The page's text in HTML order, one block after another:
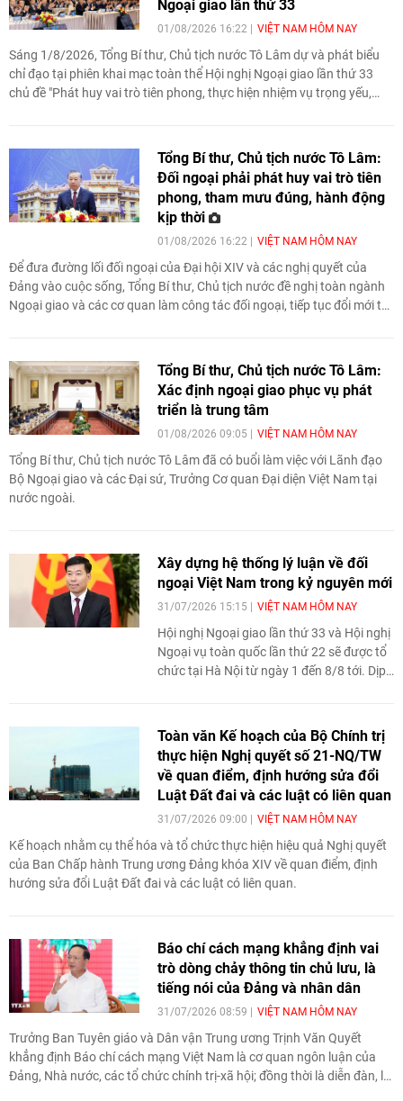
Ngoại giao lần thứ 33
01/08/2026 16:22 VIỆT NAM HÔM NAY
Sáng 1/8/2026, Tổng Bí thư, Chủ tịch nước Tô Lâm dự và phát biểu
chỉ đạo tại phiên khai mạc toàn thể Hội nghị Ngoại giao lần thứ 33
chủ đề "Phát huy vai trò tiên phong, thực hiện nhiệm vụ trọng yếu,
Tổng Bí thư, Chủ tịch nước Tô Lâm:
Đối ngoại phải phát huy vai trò tiên
phong, tham mưu đúng, hành động
kịp thời
01/08/2026 16:22 VIỆT NAM HÔM NAY
Để đưa đường lối đối ngoại của Đại hội XIV và các nghị quyết của
Đảng vào cuộc sống, Tổng Bí thư, Chủ tịch nước đề nghị toàn ngành
Ngoại giao và các cơ quan làm công tác đối ngoại, tiếp tục đổi mới tư
Tổng Bí thư, Chủ tịch nước Tô Lâm:
Xác định ngoại giao phục vụ phát
triển là trung tâm
01/08/2026 09:05 VIỆT NAM HÔM NAY
Tổng Bí thư, Chủ tịch nước Tô Lâm đã có buổi làm việc với Lãnh đạo
Bộ Ngoại giao và các Đại sứ, Trưởng Cơ quan Đại diện Việt Nam tại
nước ngoài.
Xây dựng hệ thống lý luận về đối
ngoại Việt Nam trong kỷ nguyên mới
31/07/2026 15:15 VIỆT NAM HÔM NAY
Hội nghị Ngoại giao lần thứ 33 và Hội nghị
Ngoại vụ toàn quốc lần thứ 22 sẽ được tổ
chức tại Hà Nội từ ngày 1 đến 8/8 tới. Dịp
của Ủy viên Trung ương Đảng, Phó Bí thư
Thường trực Đảng ủy Bộ, Thứ trưởng Bộ
Ngoại giao Nguyễn Mạnh Cường về việc
nghiên cứu, xây dựng và hoàn thiện hệ
thống lý luận về đối ngoại trong kỷ nguyên
mới.
Toàn văn Kế hoạch của Bộ Chính trị
thực hiện Nghị quyết số 21-NQ/TW
về quan điểm, định hướng sửa đổi
Luật Đất đai và các luật có liên quan
31/07/2026 09:00 VIỆT NAM HÔM NAY
Kế hoạch nhằm cụ thể hóa và tổ chức thực hiện hiệu quả Nghị quyết
của Ban Chấp hành Trung ương Đảng khóa XIV về quan điểm, định
hướng sửa đổi Luật Đất đai và các luật có liên quan.
Báo chí cách mạng khẳng định vai
trò dòng chảy thông tin chủ lưu, là
tiếng nói của Đảng và nhân dân
31/07/2026 08:59 VIỆT NAM HÔM NAY
Trưởng Ban Tuyên giáo và Dân vận Trung ương Trịnh Văn Quyết
khẳng định Báo chí cách mạng Việt Nam là cơ quan ngôn luận của
Đảng, Nhà nước, các tổ chức chính trị-xã hội; đồng thời là diễn đàn, là